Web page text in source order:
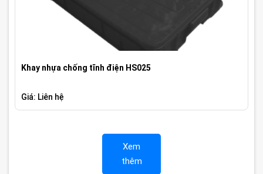
Khay nhựa chống tĩnh điện HS025
Giá: Liên hệ
Xem
thêm